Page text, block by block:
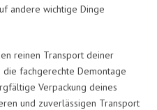
andere wichtige Dinge
reinen Transport deiner
die fachgerechte Demontage
Verpackung deines
und zuverlässigen Transport